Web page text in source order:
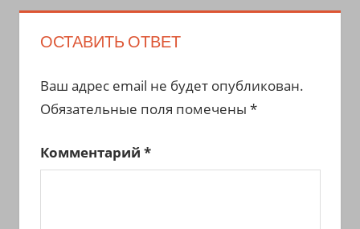
ОСТАВИТЬ ОТВЕТ
Ваш адрес email не будет опубликован.
Обязательные поля помечены *
Комментарий *